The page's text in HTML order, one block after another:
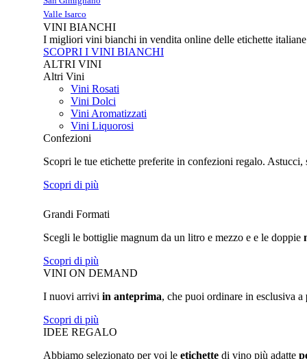
Valle Isarco
VINI BIANCHI
I migliori vini bianchi in vendita online delle etichette italiane
SCOPRI I VINI BIANCHI
ALTRI VINI
Altri Vini
Vini Rosati
Vini Dolci
Vini Aromatizzati
Vini Liquorosi
Confezioni
Scopri le tue etichette preferite in confezioni regalo.
Scopri di più
Grandi Formati
Scegli le bottiglie magnum da un litro e mezzo e e le doppie
Scopri di più
VINI ON DEMAND
I nuovi arrivi in anteprima, che puoi ordinare in esclusiva a
Scopri di più
IDEE REGALO
Abbiamo selezionato per voi le etichette di vino più adatte